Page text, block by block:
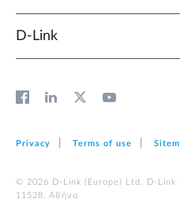
D‑Link
Privacy Terms of use
© 2026 D‑Link (Europe) Ltd. D-Link
11528, Αθήνα